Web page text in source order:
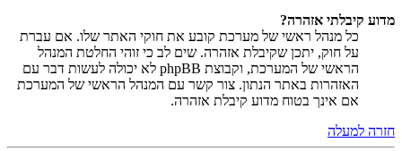
מדוע קיבלתי אזהרה?
כל מנהל ראשי של מערכת קובע את חוקי האתר שלו. אם עברת
על חוק, יתכן שקיבלת אזהרה. שים לב כי זוהי החלטת המנהל
הראשי של המערכת, וקבוצת phpBB לא יכולה לעשות דבר עם
האזהרות באתר הנתון. צור קשר עם המנהל הראשי של המערכת
אם אינך בטוח מדוע קיבלת אזהרה.
חזרה למעלה